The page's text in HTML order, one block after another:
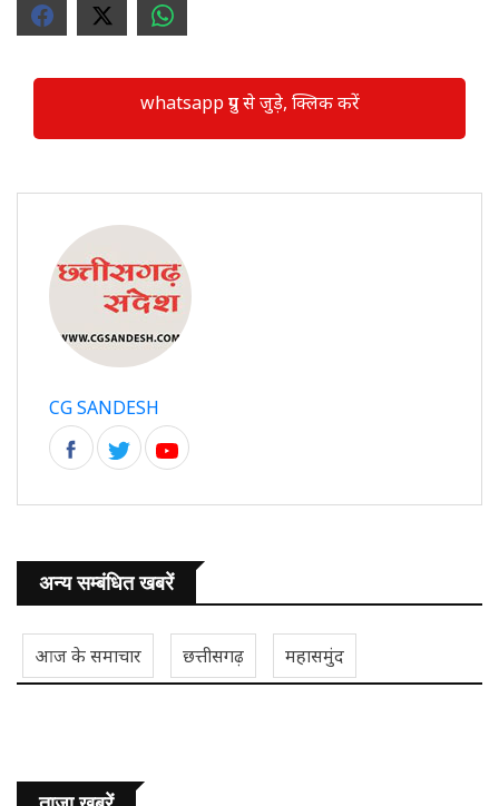
whatsapp ग्रुप से जुड़े, क्लिक करें
CG SANDESH
अन्य सम्बंधित खबरें
आज के समाचार छत्तीसगढ़ महासमुंद